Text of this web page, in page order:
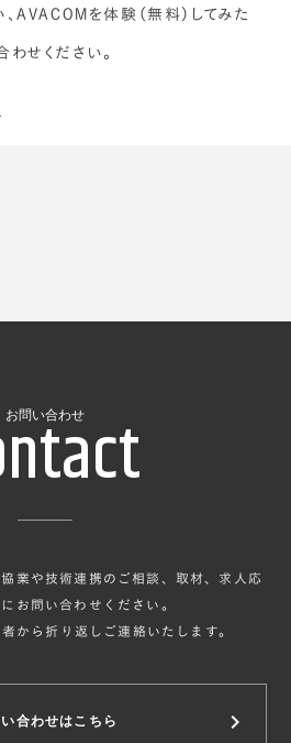
AVACOMを体験（無料）してみた
せください。
お問い合わせ
業や技術連携のご相談、取材、求人応
お問い合わせください。
から折り返しご連絡いたします。
合わせはこちら keyboard_arrow_right